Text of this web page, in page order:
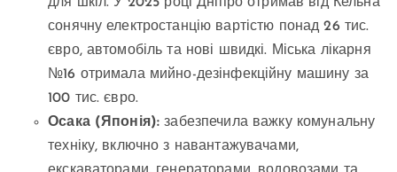
для шкіл. У 2025 році Дніпро отримав від Кельна
сонячну електростанцію вартістю понад 26 тис.
євро, автомобіль та нові швидкі. Міська лікарня
№16 отримала мийно-дезінфекційну машину за
100 тис. євро.
Осака (Японія): забезпечила важку комунальну
техніку, включно з навантажувачами,